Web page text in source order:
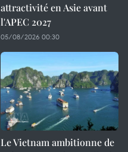
attractivité en Asie avant
l'APEC 2027
05/08/2026 00:30
Le Vietnam ambitionne de